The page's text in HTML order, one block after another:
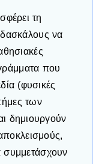
τη
να
που
(φυσικές
των
δημιουργούν
συμμετάσχουν